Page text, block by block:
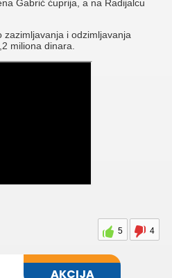
Gabrić ćuprija, a na Radijalcu
i odzimljavanja
miliona dinara.
5 4